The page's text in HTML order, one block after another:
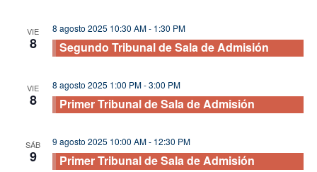
VIE
8
8 agosto 2025 10:30 AM- 1:30 PM
Segundo Tribunal de Sala de Admisión
VIE
8
8 agosto 2025 1:00 PM-3:00 PM
Primer Tribunal de Sala de Admisión
SÁB
9
9 agosto 2025 10:00 AM- 12:30 PM
Primer Tribunal de Sala de Admisión